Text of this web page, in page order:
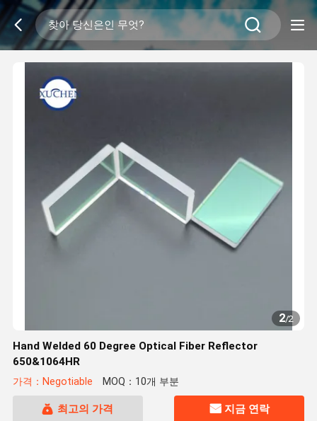
2/2
Hand Welded 60 Degree Optical Fiber Reflector
650&1064HR
가격：Negotiable MOQ：10개 부분
최고의 가격 지금 연락